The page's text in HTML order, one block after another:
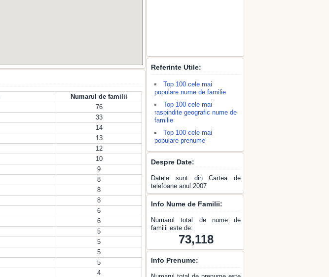
Numarul de familii
76
33
14
13
12
10
9
8
8
8
6
6
5
5
5
5
4
Referinte Utile:
Top 100 cele mai
populare nume de familie
Top 100 cele mai
raspindite geografic nume de
familie
Top 100 cele mai
populare prenume
Despre Date:
Datele sunt din Cartea de
telefoane anul 2007
Info Nume de Familii:
Numarul total de nume de
familii este de:
73,118
Info Prenume: